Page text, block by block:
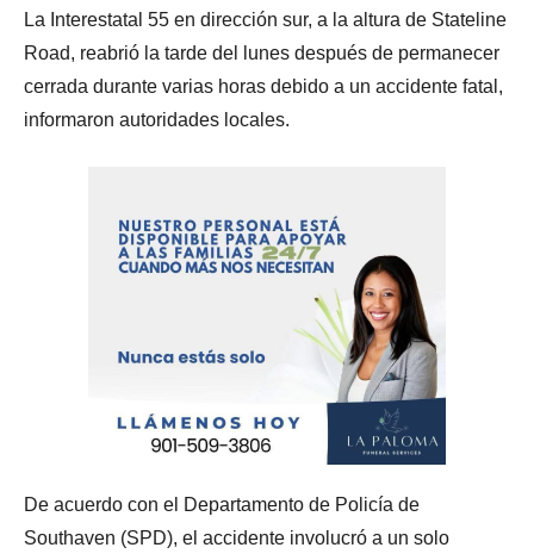
La Interestatal 55 en dirección sur, a la altura de Stateline
Road, reabrió la tarde del lunes después de permanecer
cerrada durante varias horas debido a un accidente fatal,
informaron autoridades locales.
De acuerdo con el Departamento de Policía de
Southaven (SPD), el accidente involucró a un solo